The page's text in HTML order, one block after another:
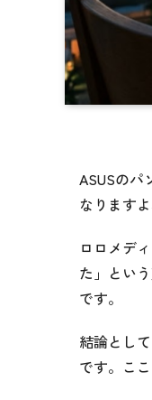
ASUSのパ
なります
ロロメデ
た」とい
です。
結論とし
です。こ